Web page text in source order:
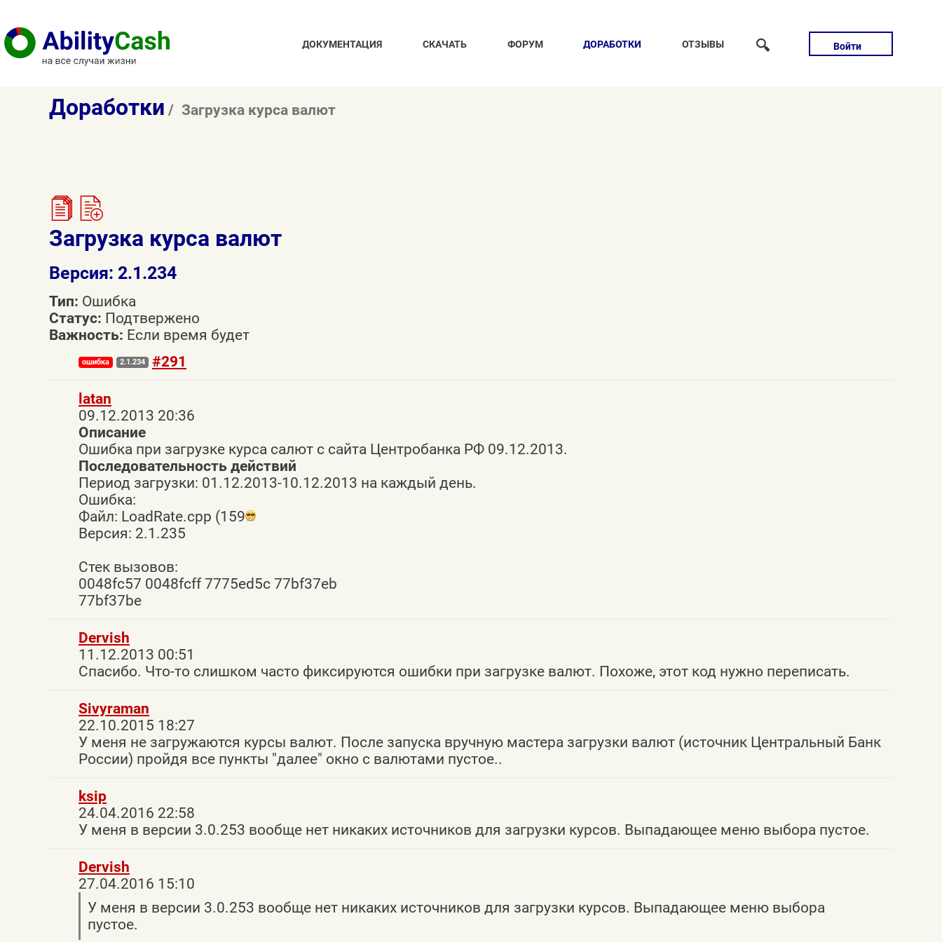
ДОКУМЕНТАЦИЯ СКАЧАТЬ ФОРУМ ДОРАБОТКИ ОТЗЫВЫ 🔍 Войти
Доработки Загрузка курса валют
Загрузка курса валют
Версия: 2.1.234
Тип: Ошибка
Статус: Подтвержено
Важность: Если время будет
ошибка 2.1.234 #291
latan
09.12.2013 20:36
Описание
Ошибка при загрузке курса салют с сайта Центробанка РФ 09.12.2013.
Последовательность действий
Период загрузки: 01.12.2013-10.12.2013 на каждый день.
Ошибка:
Файл: LoadRate.cpp (159
Версия: 2.1.235
Стек вызовов:
0048fc57 0048fcff 7775ed5c 77bf37eb
77bf37be
Dervish
11.12.2013 00:51
Спасибо. Что-то слишком часто фиксируются ошибки при загрузке валют. Похоже, этот код нужно переписать.
Sivyraman
22.10.2015 18:27
У меня не загружаются курсы валют. После запуска вручную мастера загрузки валют (источник Центральный Банк
России) пройдя все пункты "далее" окно с валютами пустое..
ksip
24.04.2016 22:58
У меня в версии 3.0.253 вообще нет никаких источников для загрузки курсов. Выпадающее меню выбора пустое.
Dervish
27.04.2016 15:10
У меня в версии 3.0.253 вообще нет никаких источников для загрузки курсов. Выпадающее меню выбора
пустое.